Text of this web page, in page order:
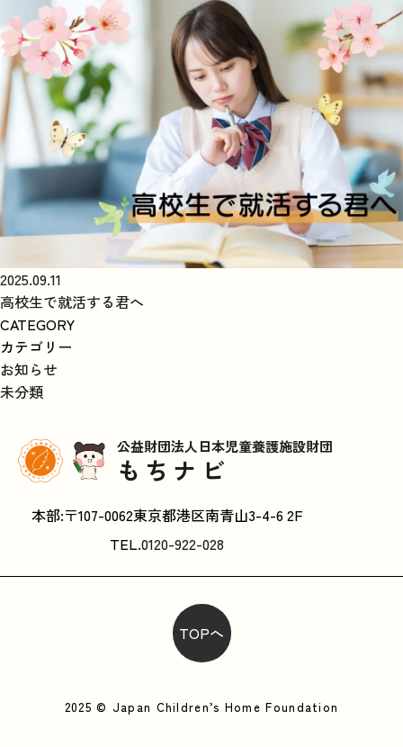
2025.09.11
高校生で就活する君へ
CATEGORY
カテゴリー
お知らせ
未分類
公益財団法人日本児童養護施設財団
もちナビ
本部:〒107-0062東京都港区南青山3-4-6 2F
TEL.0120-922-028
TOPへ
2025 © Japan Children’s Home Foundation